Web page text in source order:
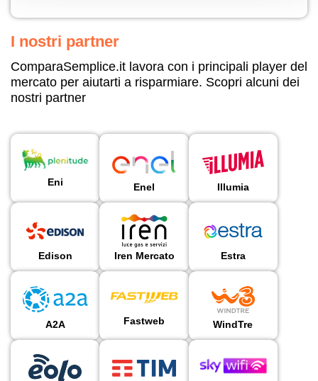
I nostri partner
ComparaSemplice.it lavora con i principali player del
mercato per aiutarti a risparmiare. Scopri alcuni dei
nostri partner
Eni Enel Illumia
Edison Iren Mercato Estra
A2A Fastweb WindTre